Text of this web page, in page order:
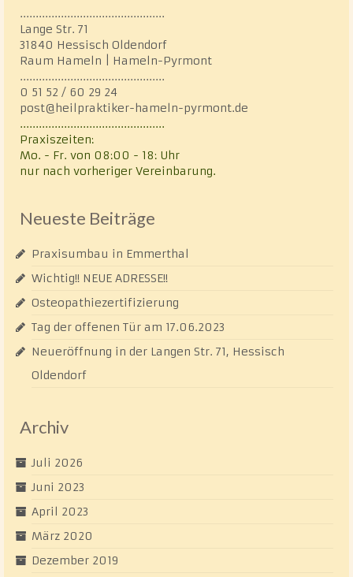
..............................................
Lange Str. 71
31840 Hessisch Oldendorf
Raum Hameln | Hameln-Pyrmont
..............................................
0 51 52 / 60 29 24
post@heilpraktiker-hameln-pyrmont.de
..............................................
Praxiszeiten:
Mo. - Fr. von 08:00 - 18: Uhr
nur nach vorheriger Vereinbarung.
Neueste Beiträge
Praxisumbau in Emmerthal
Wichtig!! NEUE ADRESSE!!
Osteopathiezertifizierung
Tag der offenen Tür am 17.06.2023
Neueröffnung in der Langen Str. 71, Hessisch
Oldendorf
Archiv
Juli 2026
Juni 2023
April 2023
März 2020
Dezember 2019